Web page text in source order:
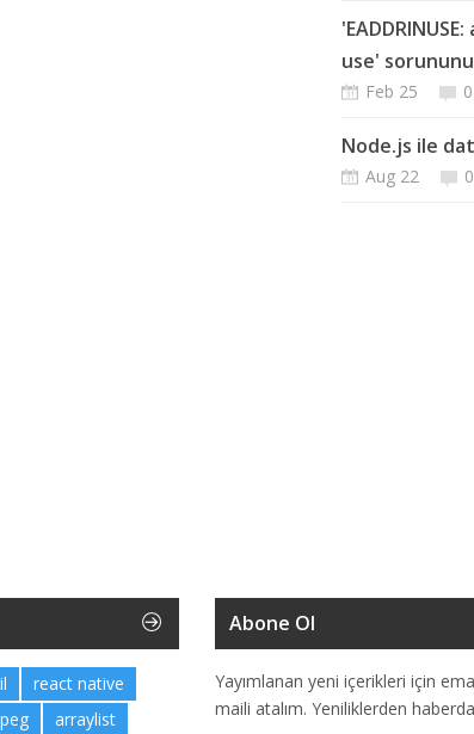
use'
Feb 25 0
Node.js ile
Aug 22 0
react native
arraylist
Abone Ol
Yayımlanan yeni içerikleri için
maili atalım. Yeniliklerden